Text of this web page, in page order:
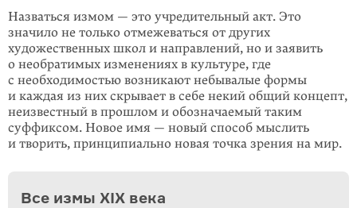
Назваться измом — это учредительный акт. Это
значило не только отме­же­ваться от других
художественных школ и направлений, но и заявить
о необра­тимых изменениях в культуре, где
с необходимостью возникают небывалые формы
и каждая из них скрывает в себе некий общий концепт,
неизвестный в прошлом и обозначаемый таким
суффиксом. Новое имя — новый способ мыслить
и творить, принципиально новая точка зрения на мир.
Все измы XIX века